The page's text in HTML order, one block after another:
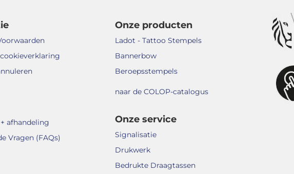
afhandeling
Vragen (FAQs)
Onze producten
Ladot - Tattoo Stempels
Bannerbow
Beroepsstempels
naar de COLOP-catalogus
Onze service
Signalisatie
Drukwerk
Bedrukte Draagtassen